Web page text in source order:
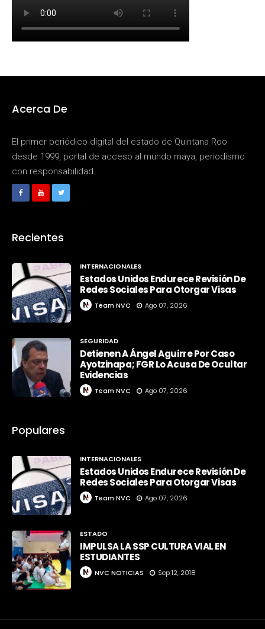
Acerca De
El primer periódico digital del estado de Quintana Roo
desde 1999, portal de acceso al mundo maya, periodismo
con responsabilidad.
Recientes
INTERNACIONALES
Estados Unidos Endurece Revisión De
Redes Sociales Para Otorgar Visas
Team NVC Ago 07, 2026
SEGURIDAD
Detienen A Ángel Aguirre Por Caso
Ayotzinapa; FGR Lo Acusa De Ocultar
Evidencias
Team NVC Ago 07, 2026
Populares
INTERNACIONALES
Estados Unidos Endurece Revisión De
Redes Sociales Para Otorgar Visas
Team NVC Ago 07, 2026
ESTADO
IMPULSA LA SSP CULTURA VIAL EN
ESTUDIANTES
NVC NOTICIAS Sep 12, 2018